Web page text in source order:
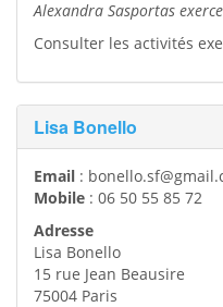
Alexandra Sasportas
Consulter les activités
Lisa Bonello
Email :
Mobile : 06 50 55 85 72
Adresse
Lisa Bonello
15 rue Jean Beausire
75004 Paris